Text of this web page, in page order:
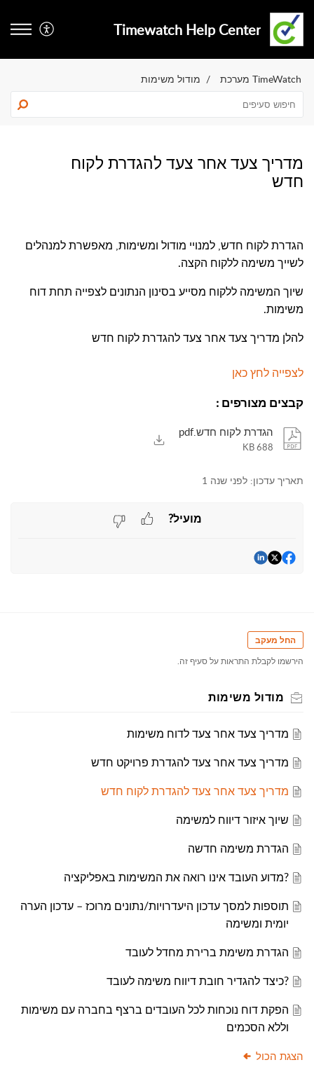
Timewatch Help Center
TimeWatch מערכת מודול משימות
מדריך צעד אחר צעד להגדרת לקוח
חדש
הגדרת לקוח חדש, למנויי מודול ומשימות, מאפשרת למנהלים
לשייך משימה ללקוח הקצה.
שיוך המשימה ללקוח מסייע בסינון הנתונים לצפייה תחת דוח
משימות.
להלן מדריך צעד אחר צעד להגדרת לקוח חדש
לצפייה לחץ כאן
קבצים מצורפים :
הגדרת לקוח חדש.pdf
688 KB
תאריך עדכון: לפני שנה 1
מועיל?
החל מעקב
הירשמו לקבלת התראות על סעיף זה.
מודול משימות
מדריך צעד אחר צעד לדוח משימות
מדריך צעד אחר צעד להגדרת פרויקט חדש
מדריך צעד אחר צעד להגדרת לקוח חדש
שיוך איזור דיווח למשימה
הגדרת משימה חדשה
?מדוע העובד אינו רואה את המשימות באפליקציה
תוספות למסך עדכון היעדרויות/נתונים מרוכז – עדכון הערה
יומית ומשימה
הגדרת משימת ברירת מחדל לעובד
?כיצד להגדיר חובת דיווח משימה לעובד
הפקת דוח נוכחות לכל העובדים ברצף בחברה עם משימות
וללא הסכמים
הצגת הכול